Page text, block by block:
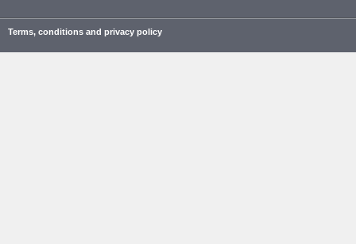
Terms, conditions and privacy policy